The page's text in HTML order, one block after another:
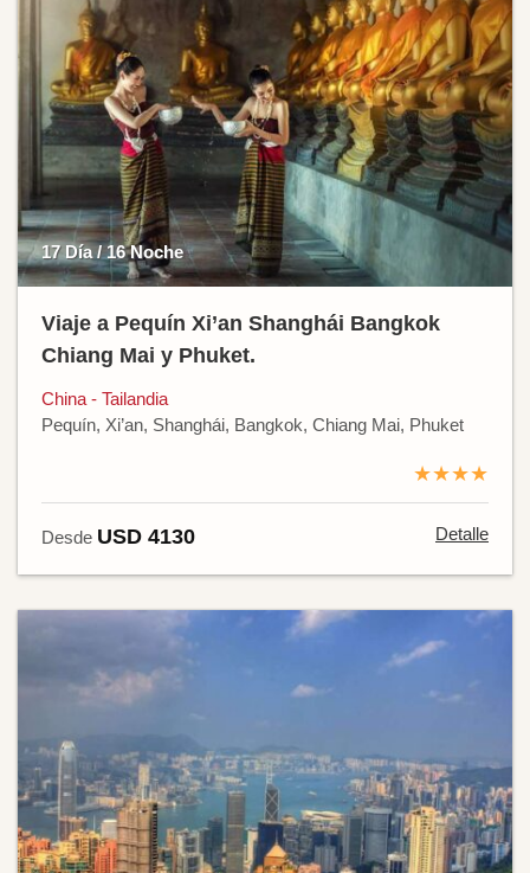
17 Día / 16 Noche
Viaje a Pequín Xi’an Shanghái Bangkok
Chiang Mai y Phuket.
China - Tailandia
Pequín, Xi’an, Shanghái, Bangkok, Chiang Mai, Phuket
★★★★
Desde USD 4130 Detalle